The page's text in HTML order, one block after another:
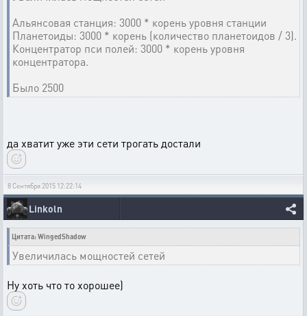
Альянсовая станция: 3000 * корень уровня станции
Планетоиды: 3000 * корень (количество планетоидов / 3).
Концентратор пси полей: 3000 * корень уровня
концентратора.
Было 2500
да хватит уже эти сети трогать достали
8 Сентября 2015 12:22:14
Linkoln
Цитата: WingedShadow
Увеличилась мощностей сетей
Ну хоть что то хорошее)